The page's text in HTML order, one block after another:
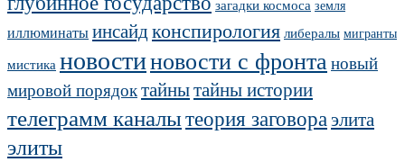
загадки космоса земля
иллюминатыинсайдконспирология либералы мигранты
мистика новостиновости с фронта новый
мировой порядоктайнытайны истории
телеграмм каналытеория заговораэлита
элиты